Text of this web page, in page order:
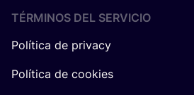
TÉRMINOS DEL SERVICIO
Política de privacy
Política de cookies